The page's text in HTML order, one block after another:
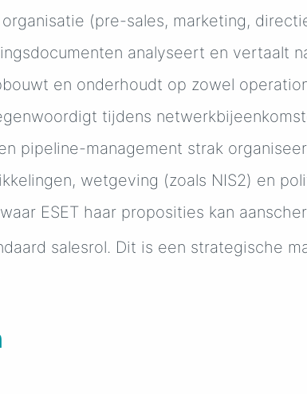
(pre-sales, marketing,
analyseert en vertaalt
en onderhoudt op zowel
tijdens
pipeline-management strak
wetgeving (zoals NIS2) en
ESET haar proposities kan
salesrol. Dit is een strategische